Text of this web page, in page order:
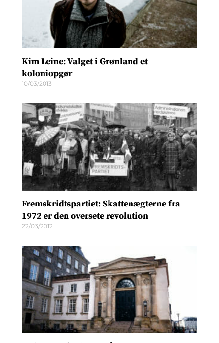
Kim Leine: Valget i Grønland et
koloniopgør
10/03/2013
Fremskridtspartiet: Skattenægterne fra
1972 er den oversete revolution
22/03/2012